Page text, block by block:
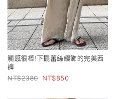
觸感很棒!下擺蕾絲綴飾的完美西
褲
2380
850